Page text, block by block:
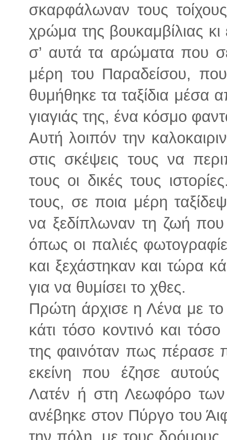
σκαρφάλωναν τους
χρώμα της βουκαμβίλιας
σ’ αυτά τα αρώματα που
μέρη του Παραδείσου,
θυμήθηκε τα ταξίδια μέσα
γιαγιάς της, ένα κόσμο
Αυτή λοιπόν την
στις σκέψεις τους να
τους οι δικές τους
τους, σε ποια μέρη
να ξεδίπλωναν τη ζωή που
όπως οι παλιές
και ξεχάστηκαν και τώρα
για να θυμίσει το χθες.
Πρώτη άρχισε η Λένα με το
κάτι τόσο κοντινό και
της φαινόταν πως πέρασε
εκείνη που έζησε
Λατέν ή στη Λεωφόρο των
ανέβηκε στον Πύργο του
την πόλη, με τους δρόμους,